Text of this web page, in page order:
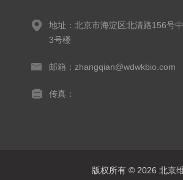
地址：北京市海淀区北清路156号
3号楼
邮箱：zhangqian@wdwkbio.com
传真：
版权所有 © 2026 北